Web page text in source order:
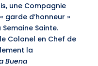
une Compagnie
garde d’honneur »
Sainte.
Colonel en Chef de
la
Buena